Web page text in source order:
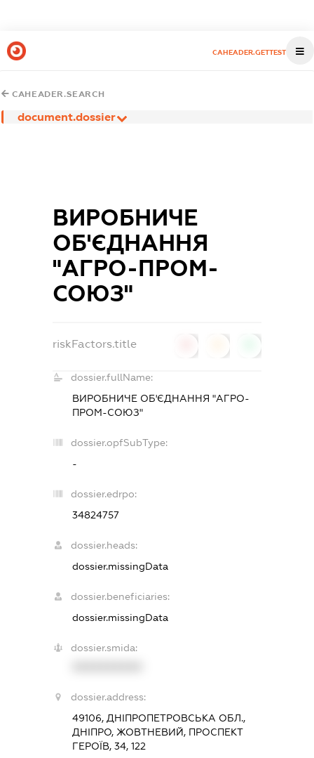
CAHEADER.GETTEST
CAHEADER.SEARCH
document.dossier
ВИРОБНИЧЕ
ОБ'ЄДНАННЯ
"АГРО-ПРОМ-
СОЮЗ"
riskFactors.title
dossier.fullName:
ВИРОБНИЧЕ ОБ'ЄДНАННЯ "АГРО-
ПРОМ-СОЮЗ"
dossier.opfSubType:
-
dossier.edrpo:
34824757
dossier.heads:
dossier.missingData
dossier.beneficiaries:
dossier.missingData
dossier.smida:
dossier.address:
49106, ДНІПРОПЕТРОВСЬКА ОБЛ.,
ДНІПРО, ЖОВТНЕВИЙ, ПРОСПЕКТ
ГЕРОЇВ, 34, 122